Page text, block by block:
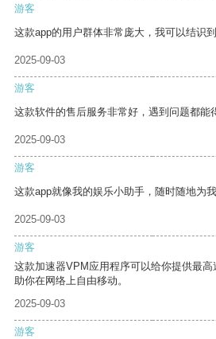
游客
这款app的用户群体非常庞大，我可以结识
2025-09-03
游客
这款软件的售后服务非常好，遇到问题都能
2025-09-03
游客
这款app就像我的娱乐小助手，随时随地为
2025-09-03
游客
这款加速器VPM应用程序可以给你提供最
助你在网络上自由移动。
2025-09-03
游客